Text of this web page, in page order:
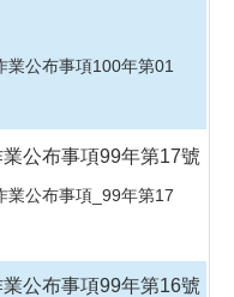
業公布事項100年第01
公布事項99年第17號
業公布事項_99年第17
公布事項99年第16號